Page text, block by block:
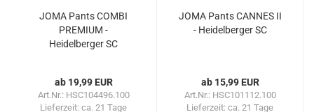
JOMA Pants COMBI
PREMIUM -
Heidelberger SC
ab 19,99 EUR
Art.Nr.: HSC104496.100
Lieferzeit: ca. 21 Tage
JOMA Pants CANNES II
- Heidelberger SC
ab 15,99 EUR
Art.Nr.: HSC101112.100
Lieferzeit: ca. 21 Tage